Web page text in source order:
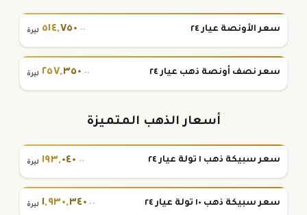
سعر الأونصة عيار ٢٤ ٥١٤,٧٥٠.٠٠ ليرة
سعر نصف أونصة ذهب عيار ٢٤ ٢٥٧,٣٥٠.٠٠ ليرة
أسعار الذهب المتميزة
سعر سبيكة ذهب ١ تولة عيار ٢٤ ١٩٣,٠٤٠.٠٠ ليرة
سعر سبيكة ذهب ١٠ تولة عيار ٢٤ ١,٩٣٠,٣٤٠.٠٠ ليرة